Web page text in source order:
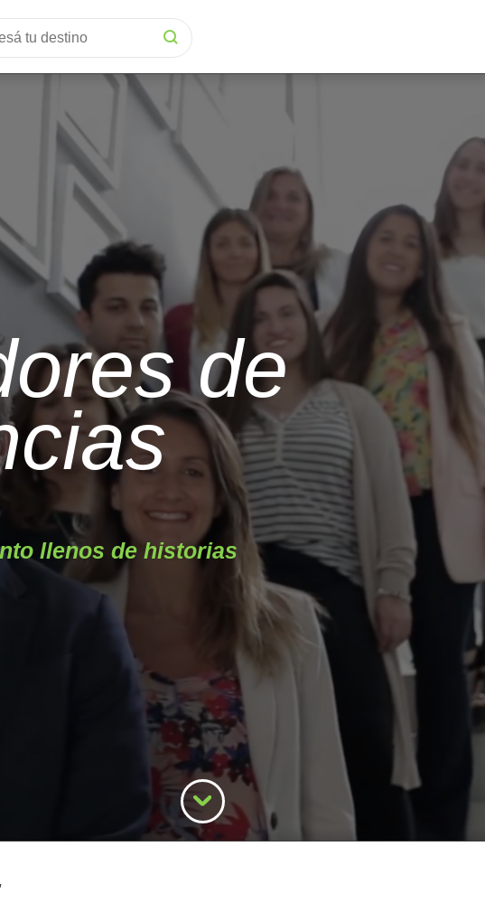
de
llenos de historias